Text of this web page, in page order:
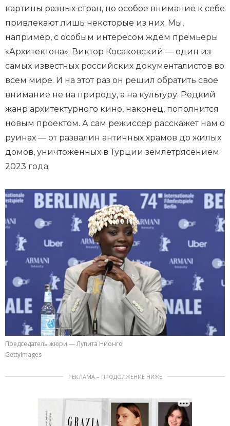
картины разных стран, но особое внимание к себе
привлекают лишь некоторые из них. Мы,
например, с особым интересом ждем премьеры
«Архитектона». Виктор Косаковский — один из
самых известных российских документалистов во
всем мире. И на этот раз он решил обратить свое
внимание не на природу, а на культуру. Редкий
жанр архитектурного кино, наконец, пополнится
новым проектом. А сам режиссер расскажет нам о
руинах — от развалин античных храмов до жилых
домов, уничтоженных в Турции землетрясением
2023 года.
Председатель жюри — Лупита Нионго
GettyImages
РЕКЛАМА – ПРОДОЛЖЕНИЕ НИЖЕ